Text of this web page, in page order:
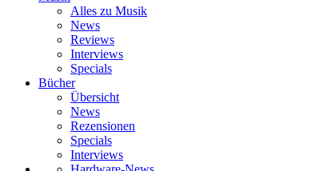
Alles zu Musik
News
Reviews
Interviews
Specials
Bücher
Übersicht
News
Rezensionen
Specials
Interviews